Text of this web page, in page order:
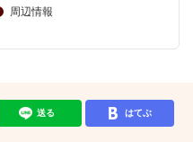
周辺情報
送る はてぶ